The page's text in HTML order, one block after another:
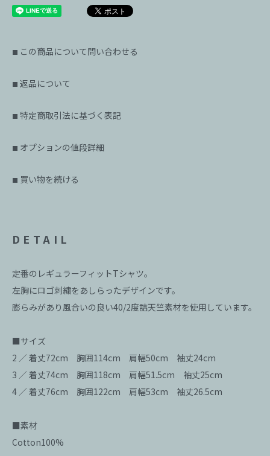
■ この商品について問い合わせる
■ 返品について
■ 特定商取引法に基づく表記
■ オプションの値段詳細
■ 買い物を続ける
DETAIL
定番のレギュラーフィットTシャツ。
左胸にロゴ刺繍をあしらったデザインです。
膨らみがあり風合いの良い40/2度詰天竺素材を使用しています。
■サイズ
2 ／ 着丈72cm 胸囲114cm 肩幅50cm 袖丈24cm
3 ／ 着丈74cm 胸囲118cm 肩幅51.5cm 袖丈25cm
4 ／ 着丈76cm 胸囲122cm 肩幅53cm 袖丈26.5cm
■素材
Cotton100%